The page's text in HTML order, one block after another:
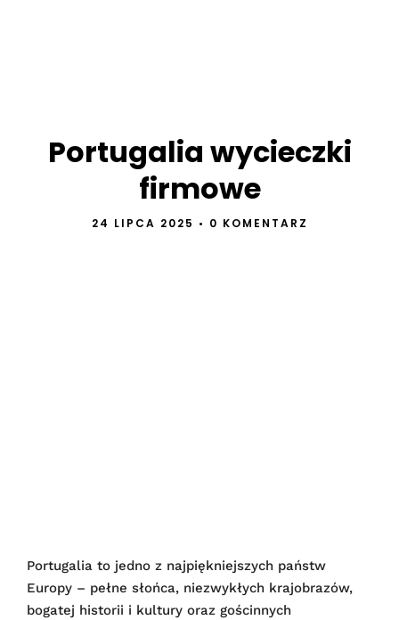
Portugalia wycieczki
firmowe
24 LIPCA 2025 • 0 KOMENTARZ
Portugalia to jedno z najpiękniejszych państw
Europy – pełne słońca, niezwykłych krajobrazów,
bogatej historii i kultury oraz gościnnych